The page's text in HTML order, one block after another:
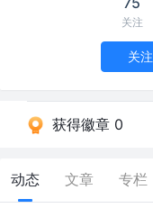
关注
关注
获得徽章 0
动态 文章 专栏